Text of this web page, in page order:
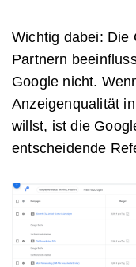
Wichtig dabei: Die
Partnern
Google nicht.
Anzeigenqualität
willst, ist die
entscheidende